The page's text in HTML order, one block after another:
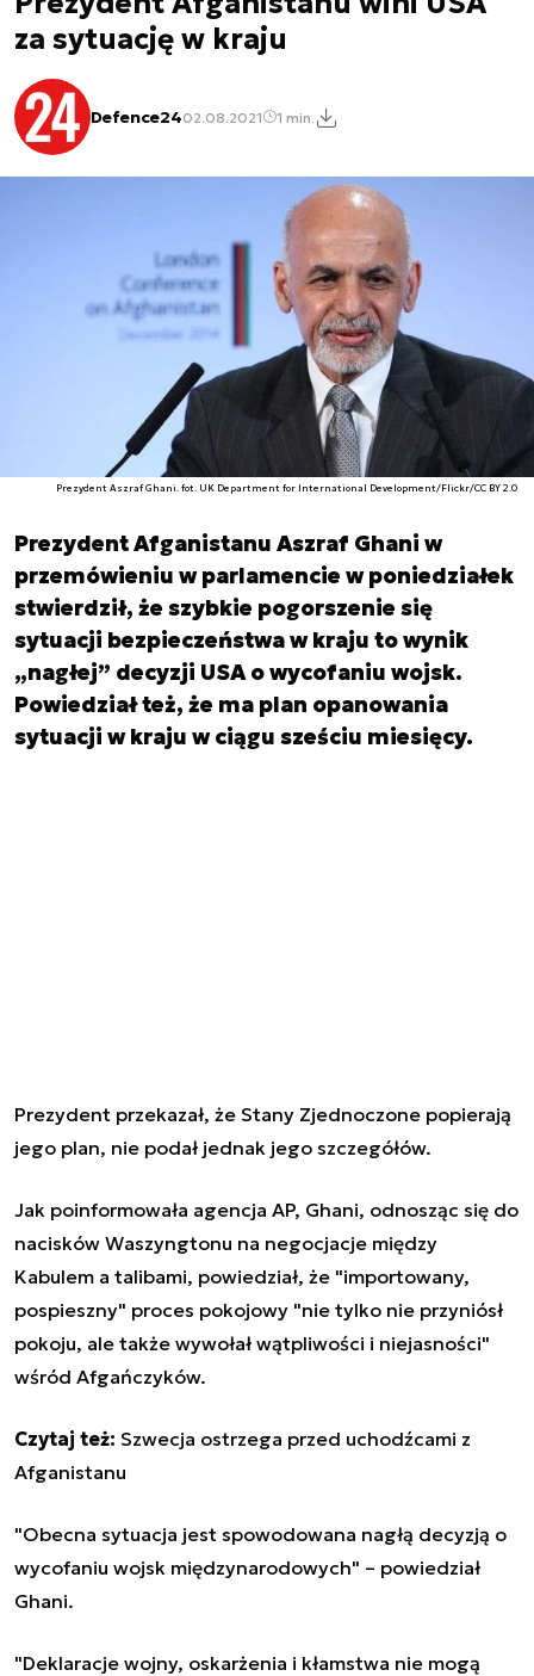
za sytuację w kraju
Defence2402.08.2021 1 min.
Prezydent Aszraf Ghani. fot. UK Department for International Development/Flickr/CC BY 2.0
Prezydent Afganistanu Aszraf Ghani w
przemówieniu w parlamencie w poniedziałek
stwierdził, że szybkie pogorszenie się
sytuacji bezpieczeństwa w kraju to wynik
„nagłej” decyzji USA o wycofaniu wojsk.
Powiedział też, że ma plan opanowania
sytuacji w kraju w ciągu sześciu miesięcy.
Prezydent przekazał, że Stany Zjednoczone popierają
jego plan, nie podał jednak jego szczegółów.
Jak poinformowała agencja AP, Ghani, odnosząc się do
nacisków Waszyngtonu na negocjacje między
Kabulem a talibami, powiedział, że "importowany,
pospieszny" proces pokojowy "nie tylko nie przyniósł
pokoju, ale także wywołał wątpliwości i niejasności"
wśród Afgańczyków.
Czytaj też: Szwecja ostrzega przed uchodźcami z
Afganistanu
"Obecna sytuacja jest spowodowana nagłą decyzją o
wycofaniu wojsk międzynarodowych" – powiedział
Ghani.
"Deklaracje wojny, oskarżenia i kłamstwa nie mogą